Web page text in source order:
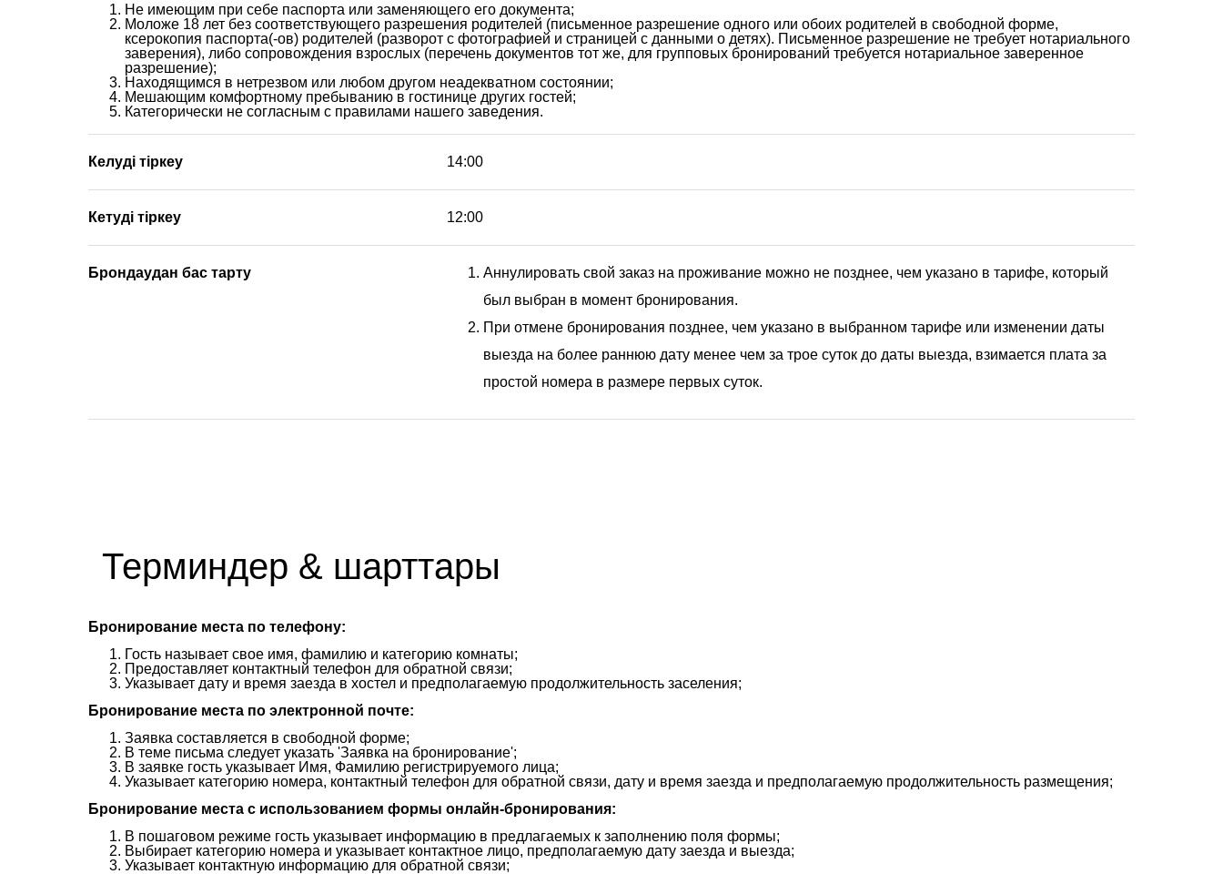
Не имеющим при себе паспорта или заменяющего его документа;
Моложе 18 лет без соответствующего разрешения родителей (письменное разрешение одного или обоих родителей в свободной форме,
ксерокопия паспорта(-ов) родителей (разворот с фотографией и страницей с данными о детях). Письменное разрешение не требует нотариального
заверения), либо сопровождения взрослых (перечень документов тот же, для групповых бронирований требуется нотариальное заверенное
разрешение);
Находящимся в нетрезвом или любом другом неадекватном состоянии;
Мешающим комфортному пребыванию в гостинице других гостей;
Категорически не согласным с правилами нашего заведения.
Келуді тіркеу 14:00
Кетуді тіркеу 12:00
Брондаудан бас тарту
Аннулировать свой заказ на проживание можно не позднее, чем указано в тарифе, который
был выбран в момент бронирования.
При отмене бронирования позднее, чем указано в выбранном тарифе или изменении даты
выезда на более раннюю дату менее чем за трое суток до даты выезда, взимается плата за
простой номера в размере первых суток.
Терминдер & шарттары
Бронирование места по телефону:
Гость называет свое имя, фамилию и категорию комнаты;
Предоставляет контактный телефон для обратной связи;
Указывает дату и время заезда в хостел и предполагаемую продолжительность заселения;
Бронирование места по электронной почте:
Заявка составляется в свободной форме;
В теме письма следует указать 'Заявка на бронирование';
В заявке гость указывает Имя, Фамилию регистрируемого лица;
Указывает категорию номера, контактный телефон для обратной связи, дату и время заезда и предполагаемую продолжительность размещения;
Бронирование места с использованием формы онлайн-бронирования:
В пошаговом режиме гость указывает информацию в предлагаемых к заполнению поля формы;
Выбирает категорию номера и указывает контактное лицо, предполагаемую дату заезда и выезда;
Указывает контактную информацию для обратной связи;